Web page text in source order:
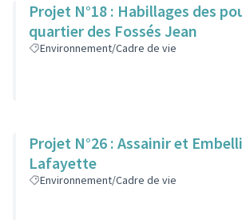
Projet N°18 : Habillages des
quartier des Fossés Jean
Environnement/Cadre de vie
Projet N°26 : Assainir et
Lafayette
Environnement/Cadre de vie